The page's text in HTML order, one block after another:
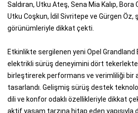
Saldıran, Utku Ateş, Sena Mia Kalıp, Bora
Utku Coşkun, İdil Sivritepe ve Gürgen Öz,
görünümleriyle dikkat çekti.
Etkinlikte sergilenen yeni Opel Grandland
elektrikli sürüş deneyimini dört
birleştirerek performans ve verimliliği bir
tasarlandı. Gelişmiş sürüş destek
dili ve konfor odaklı özellikleriyle dikkat
aktif yaşam tarzına hitap eden yapısıyla